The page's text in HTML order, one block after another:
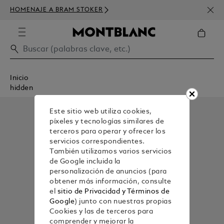
HOMENAJE A BRAM STOKER
DE
Inicio
hidden
Este sitio web utiliza cookies,
píxeles y tecnologías similares de
terceros para operar y ofrecer los
servicios correspondientes.
También utilizamos varios servicios
de Google incluida la
personalización de anuncios (para
obtener más información, consulte
el sitio de Privacidad y Términos de
Google) junto con nuestras propias
Cookies y las de terceros para
comprender y mejorar la